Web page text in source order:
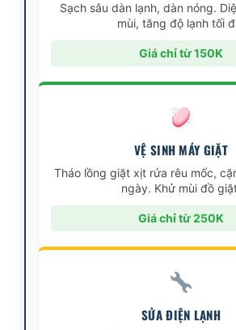
Sạch sâu dàn lạnh, dàn nóng.
mùi, tăng độ lạnh tối
Giá chỉ từ 150K
VỆ SINH MÁY GIẶT
Tháo lồng giặt xịt rửa rêu mốc,
ngày. Khử mùi đồ
Giá chỉ từ 250K
SỬA ĐIỆN LẠNH